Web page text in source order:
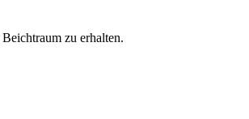
zu erhalten.